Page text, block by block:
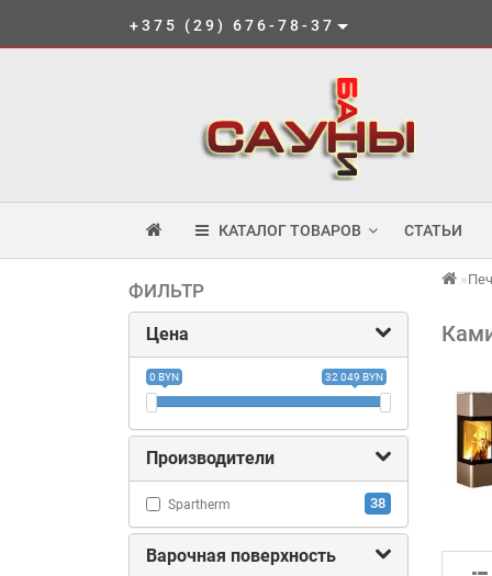
+375 (29) 676-78-37
КАТАЛОГ ТОВАРОВ СТАТЬИ
ФИЛЬТР
Цена
0 BYN 32 049 BYN
Производители
Spartherm 38
Варочная поверхность